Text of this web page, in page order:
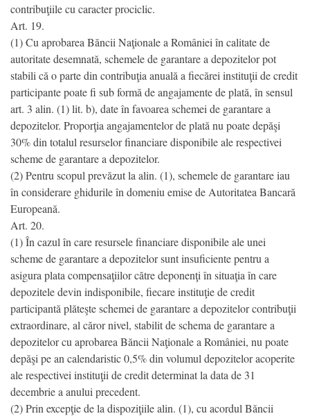
contribuţiile cu caracter prociclic.
Art. 19.
(1) Cu aprobarea Băncii Naţionale a României în calitate de
autoritate desemnată, schemele de garantare a depozitelor pot
stabili că o parte din contribuţia anuală a fiecărei instituţii de credit
participante poate fi sub formă de angajamente de plată, în sensul
art. 3 alin. (1) lit. b), date în favoarea schemei de garantare a
depozitelor. Proporţia angajamentelor de plată nu poate depăşi
30% din totalul resurselor financiare disponibile ale respectivei
scheme de garantare a depozitelor.
(2) Pentru scopul prevăzut la alin. (1), schemele de garantare iau
în considerare ghidurile în domeniu emise de Autoritatea Bancară
Europeană.
Art. 20.
(1) În cazul în care resursele financiare disponibile ale unei
scheme de garantare a depozitelor sunt insuficiente pentru a
asigura plata compensaţiilor către deponenţi în situaţia în care
depozitele devin indisponibile, fiecare instituţie de credit
participantă plăteşte schemei de garantare a depozitelor contribuţii
extraordinare, al căror nivel, stabilit de schema de garantare a
depozitelor cu aprobarea Băncii Naţionale a României, nu poate
depăşi pe an calendaristic 0,5% din volumul depozitelor acoperite
ale respectivei instituţii de credit determinat la data de 31
decembrie a anului precedent.
(2) Prin excepţie de la dispoziţiile alin. (1), cu acordul Băncii